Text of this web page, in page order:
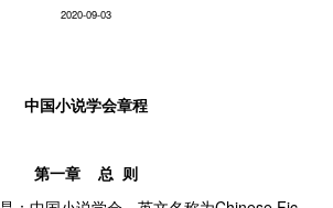
2020-09-03
中国小说学会章程
第一章 总 则